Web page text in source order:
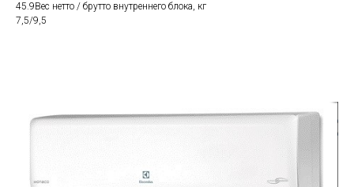
45.9Вес нетто / брутто внутреннего блока, кг
7,5/9,5